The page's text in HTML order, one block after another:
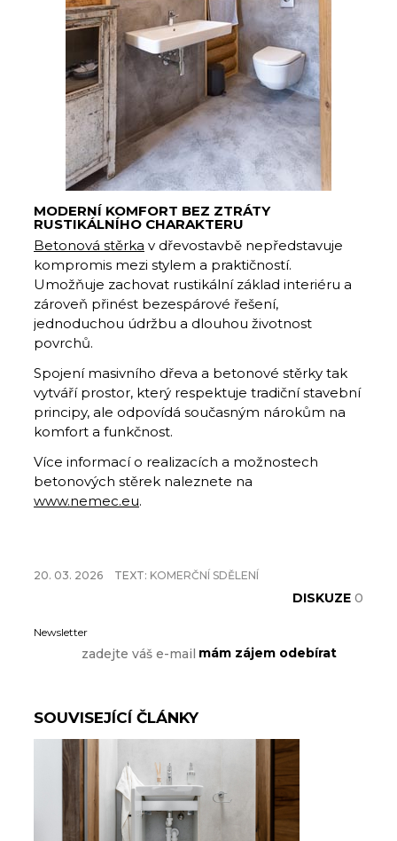
MODERNÍ KOMFORT BEZ ZTRÁTY
RUSTIKÁLNÍHO CHARAKTERU
Betonová stěrka v dřevostavbě nepředstavuje
kompromis mezi stylem a praktičností.
Umožňuje zachovat rustikální základ interiéru a
zároveň přinést bezespárové řešení,
jednoduchou údržbu a dlouhou životnost
povrchů.
Spojení masivního dřeva a betonové stěrky tak
vytváří prostor, který respektuje tradiční stavební
principy, ale odpovídá současným nárokům na
komfort a funkčnost.
Více informací o realizacích a možnostech
betonových stěrek naleznete na
www.nemec.eu.
20. 03. 2026 TEXT: KOMERČNÍ SDĚLENÍ
DISKUZE 0
Newsletter
SOUVISEJÍCÍ ČLÁNKY